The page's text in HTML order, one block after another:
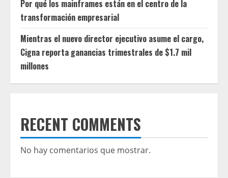
Por qué los mainframes están en el centro de la
transformación empresarial
Mientras el nuevo director ejecutivo asume el cargo,
Cigna reporta ganancias trimestrales de $1.7 mil
millones
RECENT COMMENTS
No hay comentarios que mostrar.